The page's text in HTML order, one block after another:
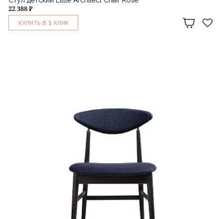
22 388 ₽
КУПИТЬ В 1 КЛИК